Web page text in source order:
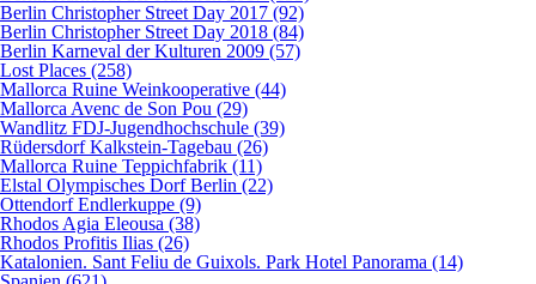
Berlin Christopher Street Day 2017 (92)
Berlin Christopher Street Day 2018 (84)
Berlin Karneval der Kulturen 2009 (57)
Lost Places (258)
Mallorca Ruine Weinkooperative (44)
Mallorca Avenc de Son Pou (29)
Wandlitz FDJ-Jugendhochschule (39)
Rüdersdorf Kalkstein-Tagebau (26)
Mallorca Ruine Teppichfabrik (11)
Elstal Olympisches Dorf Berlin (22)
Ottendorf Endlerkuppe (9)
Rhodos Agia Eleousa (38)
Rhodos Profitis Ilias (26)
Katalonien. Sant Feliu de Guixols. Park Hotel Panorama (14)